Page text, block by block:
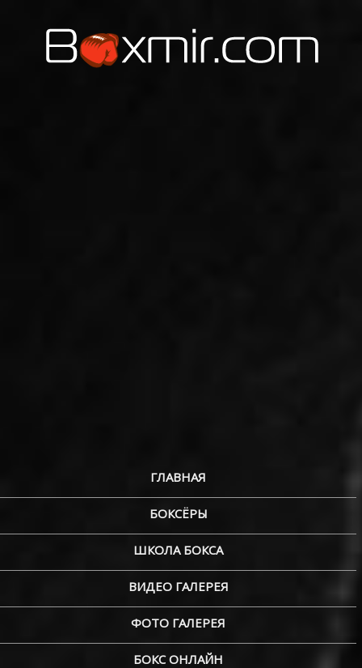
ГЛАВНАЯ
БОКСЁРЫ
ШКОЛА БОКСА
ВИДЕО ГАЛЕРЕЯ
ФОТО ГАЛЕРЕЯ
БОКС ОНЛАЙН